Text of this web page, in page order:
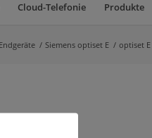
Cloud-Telefonie Produkte
/ Siemens optiset E / optiset